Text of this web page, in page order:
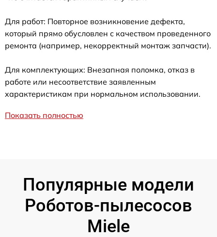
Для работ: Повторное возникновение дефекта,
который прямо обусловлен с качеством проведенного
ремонта (например, некорректный монтаж запчасти).
Для комплектующих: Внезапная поломка, отказ в
работе или несоответствие заявленным
характеристикам при нормальном использовании.
Показать полностью
Популярные модели
Роботов-пылесосов
Miele